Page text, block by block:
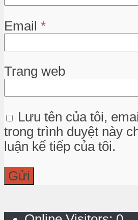
Email *
Trang web
Lưu tên của tôi,
trong trình duyệt này
luận kế tiếp của tôi.